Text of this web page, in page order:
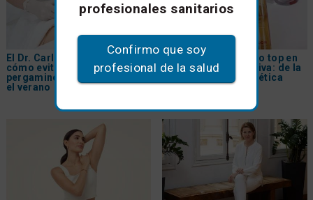
El Dr. Carlos Gómez explica
cómo evitar la 'piel de
pergamino' en el escote tras
el verano
PDRN, el tratamiento top en
medicina regenerativa: de la
inyección a la cosmética
profesionales sanitarios
Confirmo que soy
profesional de la salud